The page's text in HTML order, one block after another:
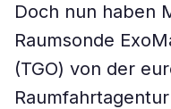
Doch nun haben
Raumsonde
(TGO) von der